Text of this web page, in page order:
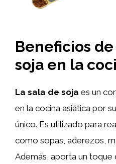
Beneficios
soja en la
La sala de soja es un
en la cocina asiática por
único. Es utilizado para
como sopas, aderezos,
Además, aporta un toque